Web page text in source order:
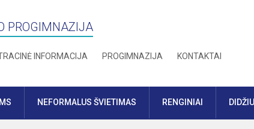
PROGIMNAZIJA
INFORMACIJA PROGIMNAZIJA KONTAKTAI
NEFORMALUS ŠVIETIMAS RENGINIAI